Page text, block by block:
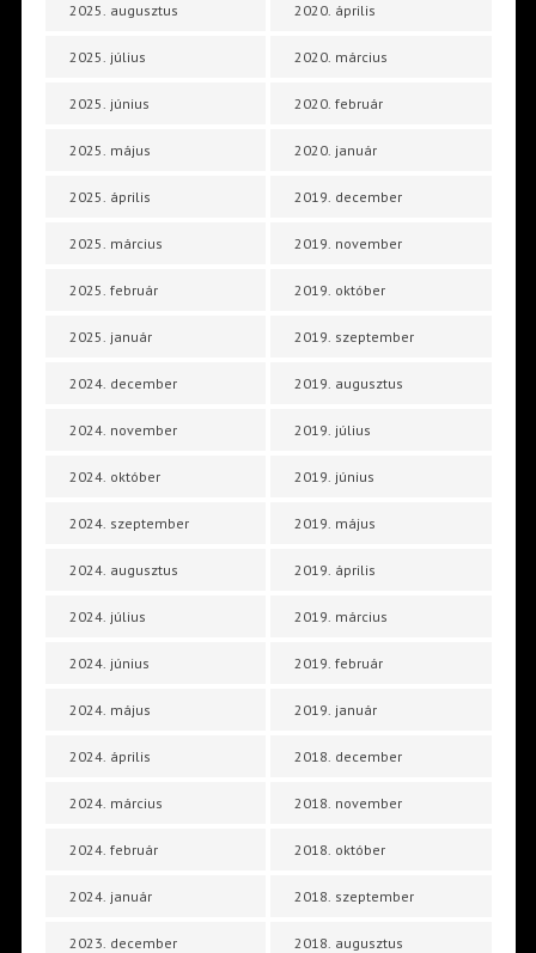
2025. augusztus
2025. július
2025. június
2025. május
2025. április
2025. március
2025. február
2025. január
2024. december
2024. november
2024. október
2024. szeptember
2024. augusztus
2024. július
2024. június
2024. május
2024. április
2024. március
2024. február
2024. január
2023. december
2020. április
2020. március
2020. február
2020. január
2019. december
2019. november
2019. október
2019. szeptember
2019. augusztus
2019. július
2019. június
2019. május
2019. április
2019. március
2019. február
2019. január
2018. december
2018. november
2018. október
2018. szeptember
2018. augusztus